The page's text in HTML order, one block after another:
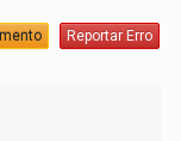
Reportar Erro